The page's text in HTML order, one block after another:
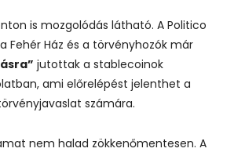
is mozgolódás látható. A Politico
Fehér Ház és a törvényhozók már
jutottak a stablecoinok
ami előrelépést jelenthet a
számára.
nem halad zökkenőmentesen. A